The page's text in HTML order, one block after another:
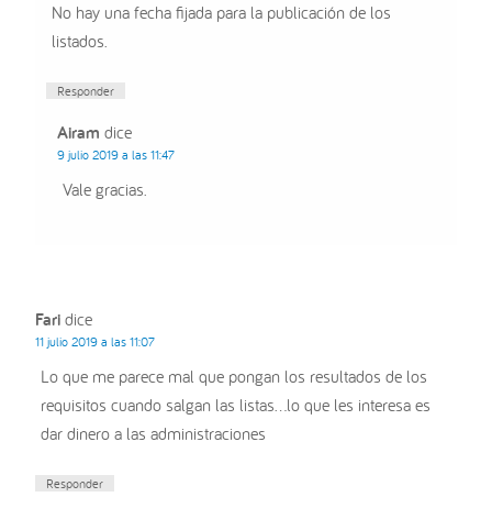
No hay una fecha fijada para la publicación de los
listados.
Responder
Airam dice
9 julio 2019 a las 11:47
Vale gracias.
Fari dice
11 julio 2019 a las 11:07
Lo que me parece mal que pongan los resultados de los
requisitos cuando salgan las listas…lo que les interesa es
dar dinero a las administraciones
Responder